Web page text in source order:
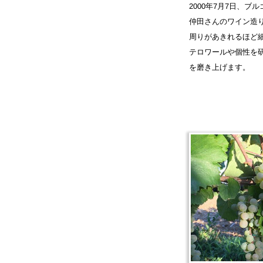
2000年7月7日、ブル
仲田さんのワイン造
周りがあきれるほど
テロワールや個性を
を磨き上げます。